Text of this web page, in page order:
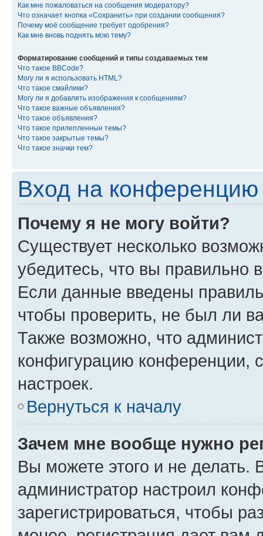
Как мне пожаловаться на сообщения модератору?
Что означает кнопка «Сохранить» при создании сообщения?
Почему моё сообщение требует одобрения?
Как мне вновь поднять мою тему?
Форматирование сообщений и типы создаваемых тем
Что такое BBCode?
Могу ли я использовать HTML?
Что такое смайлики?
Могу ли я добавлять изображения к сообщениям?
Что такое важные объявления?
Что такое объявления?
Что такое прилепленные темы?
Что такое закрытые темы?
Что такое значки тем?
Вход на конференцию
Почему я не могу войти?
Существует несколько
убедитесь, что вы правильно
Если данные введены
чтобы проверить, не был ли
Также возможно, что
конфигурацию конференции,
настроек.
Вернуться к началу
Зачем мне вообще нужно
Вы можете этого и не делать.
администратор настроил
зарегистрироваться, чтобы